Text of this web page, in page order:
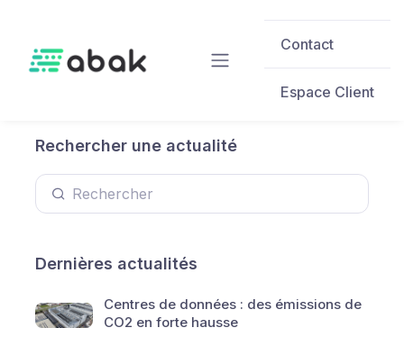
Contact
Espace Client
Rechercher une actualité
Dernières actualités
Centres de données : des émissions de
CO2 en forte hausse